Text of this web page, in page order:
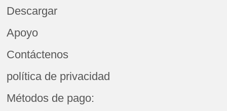
Descargar
Apoyo
Contáctenos
política de privacidad
Métodos de pago: